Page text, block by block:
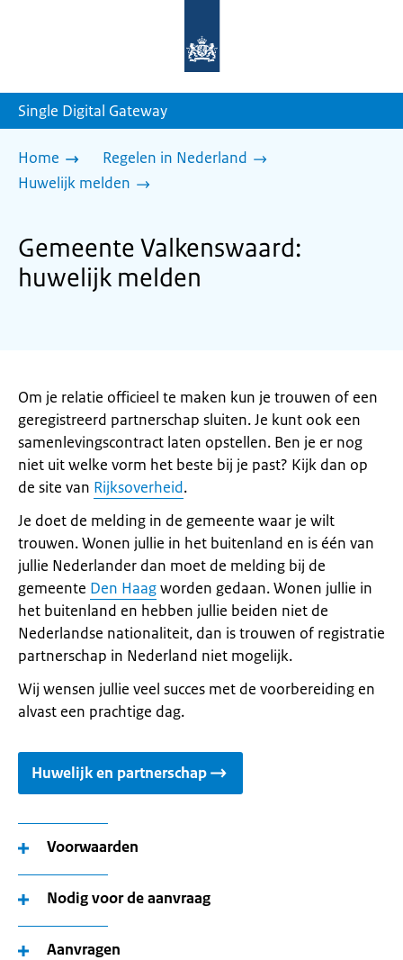
homepage
Single Digital Gateway
Home
Regelen in Nederland
Huwelijk melden
Gemeente Valkenswaard:
huwelijk melden
Om je relatie officieel te maken kun je trouwen of een
geregistreerd partnerschap sluiten. Je kunt ook een
samenlevingscontract laten opstellen. Ben je er nog
niet uit welke vorm het beste bij je past? Kijk dan op
de site van Rijksoverheid.
Je doet de melding in de gemeente waar je wilt
trouwen. Wonen jullie in het buitenland en is één van
jullie Nederlander dan moet de melding bij de
gemeente Den Haagworden gedaan. Wonen jullie in
het buitenland en hebben jullie beiden niet de
Nederlandse nationaliteit, dan is trouwen of registratie
partnerschap in Nederland niet mogelijk.
Wij wensen jullie veel succes met de voorbereiding en
alvast een prachtige dag.
Huwelijk en partnerschap
Voorwaarden
Nodig voor de aanvraag
Aanvragen